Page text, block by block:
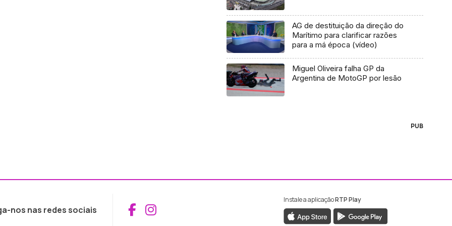
AG de destituição da direção do
Marítimo para clarificar razões
para a má época (vídeo)
Miguel Oliveira falha GP da
Argentina de MotoGP por lesão
PUB
nos nas redes sociais Aceder ao Facebook da RTP Madeira
Aceder ao Instagram da RTP Madeira
Instale a aplicaçãoRTP Play